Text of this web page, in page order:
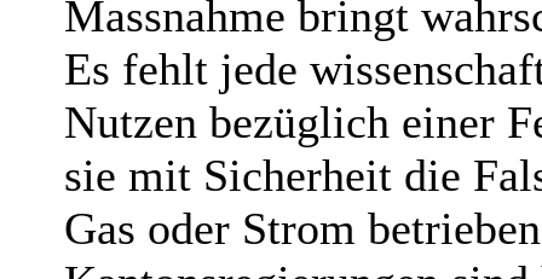
Massnahme bringt
Es fehlt jede
Nutzen bezüglich einer
sie mit Sicherheit die
Gas oder Strom